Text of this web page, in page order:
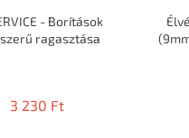
- Borítások
ragasztása
átlagos
értékelése
3 230 Ft